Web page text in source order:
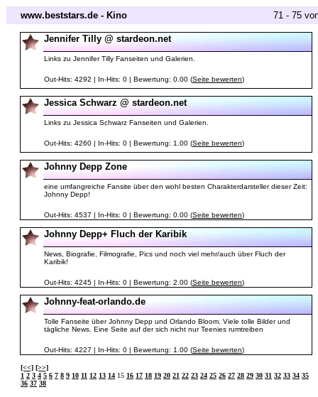
www.beststars.de - Kino 71 - 75
Jennifer Tilly @ stardeon.net
Links zu Jennifer Tilly Fanseiten und Galerien.
Out-Hits: 4292 | In-Hits: 0 | Bewertung: 0.00 (Seite bewerten)
Jessica Schwarz @ stardeon.net
Links zu Jessica Schwarz Fanseiten und Galerien.
Out-Hits: 4260 | In-Hits: 0 | Bewertung: 1.00 (Seite bewerten)
Johnny Depp Zone
eine umfangreiche Fansite über den wohl besten Charakterdarsteller dieser Zeit:
Johnny Depp!
Out-Hits: 4537 | In-Hits: 0 | Bewertung: 0.00 (Seite bewerten)
Johnny Depp+ Fluch der Karibik
News, Biografie, Filmografie, Pics und noch viel mehr/auch über Fluch der
Karibik!
Out-Hits: 4245 | In-Hits: 0 | Bewertung: 2.00 (Seite bewerten)
Johnny-feat-orlando.de
Tolle Fanseite über Johnny Depp und Orlando Bloom. Viele tolle Bilder und
tägliche News. Eine Seite auf der sich nicht nur Teenies rumtreiben
Out-Hits: 4227 | In-Hits: 0 | Bewertung: 1.00 (Seite bewerten)
[<<] [>>]
1 2 3 4 5 6 7 8 9 10 11 12 13 14 15 16 17 18 19 20 21 22 23 24 25 26 27 28 29 30 31 32 33 34 35
36 37 38